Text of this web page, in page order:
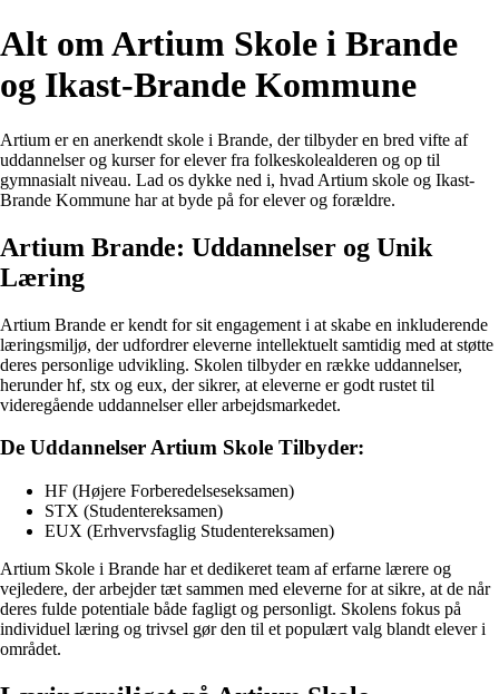
Alt om Artium Skole i Brande
og Ikast-Brande Kommune
Artium er en anerkendt skole i Brande, der tilbyder en bred vifte af
uddannelser og kurser for elever fra folkeskolealderen og op til
gymnasialt niveau. Lad os dykke ned i, hvad Artium skole og Ikast-
Brande Kommune har at byde på for elever og forældre.
Artium Brande: Uddannelser og Unik
Læring
Artium Brande er kendt for sit engagement i at skabe en inkluderende
læringsmiljø, der udfordrer eleverne intellektuelt samtidig med at støtte
deres personlige udvikling. Skolen tilbyder en række uddannelser,
herunder hf, stx og eux, der sikrer, at eleverne er godt rustet til
videregående uddannelser eller arbejdsmarkedet.
De Uddannelser Artium Skole Tilbyder:
HF (Højere Forberedelseseksamen)
STX (Studentereksamen)
EUX (Erhvervsfaglig Studentereksamen)
Artium Skole i Brande har et dedikeret team af erfarne lærere og
vejledere, der arbejder tæt sammen med eleverne for at sikre, at de når
deres fulde potentiale både fagligt og personligt. Skolens fokus på
individuel læring og trivsel gør den til et populært valg blandt elever i
området.